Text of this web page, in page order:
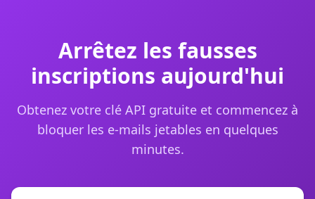
Arrêtez les fausses
inscriptions aujourd'hui
Obtenez votre clé API gratuite et commencez à
bloquer les e-mails jetables en quelques
minutes.